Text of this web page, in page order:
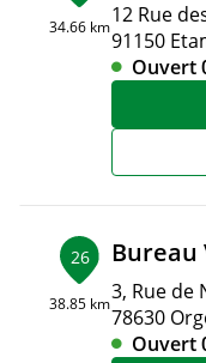
34.66 km12 Rue
91150
Ouvert
26
38.85 km
Bureau
3, Rue de
78630
Ouvert